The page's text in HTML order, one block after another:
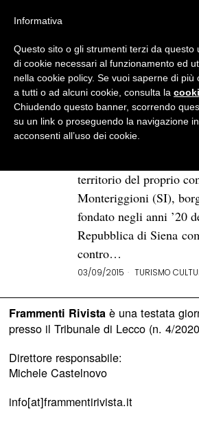
BROWSE TAG
Monteriggioni: il
dove il tempo si
Tra le caratteristiche
territorio del proprio
Monteriggioni (SI),
fondato negli anni ’20
Repubblica di Siena
contro…
03/09/2015 TURISMO
Frammenti Rivistaè una testata
presso il Tribunale di Lecco (n. 4/
Direttore responsabile:
Michele Castelnovo
info[at]frammentirivista.it
Informativa
Questo sito o gli strumenti terzi da questo
di cookie necessari al funzionamento ed
nella cookie policy. Se vuoi saperne di più
a tutti o ad alcuni cookie, consulta la
Chiudendo questo banner, scorrendo
su un link o proseguendo la navigazione
acconsenti all’uso dei cookie.